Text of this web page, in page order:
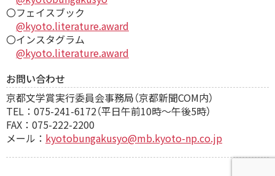
〇フェイスブック
@kyoto.literature.award
〇インスタグラム
@kyoto.literature.award
お問い合わせ
京都文学賞実行委員会事務局（京都新聞COM内）
TEL：075-241-6172（平日午前10時～午後5時）
FAX：075-222-2200
メール： kyotobungakusyo@mb.kyoto-np.co.jp